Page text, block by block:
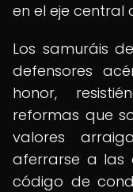
en el eje central
Los samuráis
defensores
honor,
reformas que
valores
aferrarse a las
código de